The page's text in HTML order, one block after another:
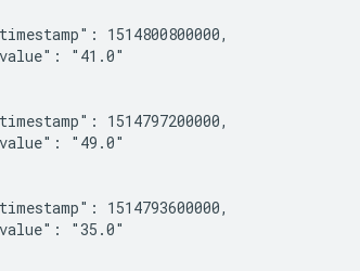
1514800800000,
"41.0"
1514797200000,
"49.0"
1514793600000,
"35.0"